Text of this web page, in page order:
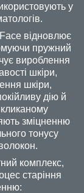
у
відновлює
пружний
вироблення
шкіри,
шкіри,
дію й
зміцненню
тонусу
комплекс,
старіння